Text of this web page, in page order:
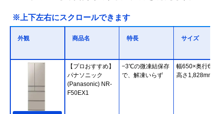
※上下左右にスクロールできます
外観 商品名 特長 サイズ
【プロおすすめ】
パナソニック
(Panasonic) NR-
F50EX1
−3℃の微凍結保存
で、解凍いらず
幅650×奥行
高さ1,828mm